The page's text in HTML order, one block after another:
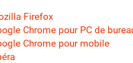
Firefox
Chrome pour PC de
Chrome pour mobile